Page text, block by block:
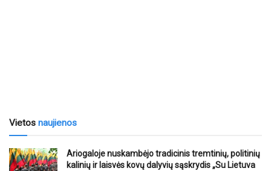
Vietos naujienos
Ariogaloje nuskambėjo tradicinis tremtinių, politinių
kalinių ir laisvės kovų dalyvių sąskrydis „Su Lietuva